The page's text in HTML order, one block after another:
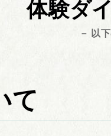
体験ダ
－ 以
て